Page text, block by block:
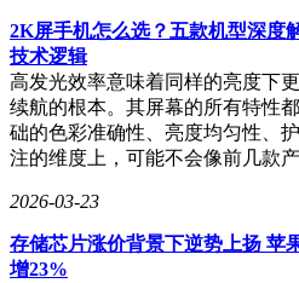
2K屏手机怎么选？五款机型深度
技术逻辑
高发光效率意味着同样的亮度下
续航的根本。其屏幕的所有特性
础的色彩准确性、亮度均匀性、
注的维度上，可能不会像前几款
2026-03-23
存储芯片涨价背景下逆势上扬 苹
增23%